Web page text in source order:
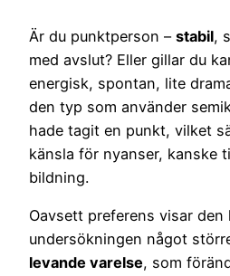
Är du punktperson – stabil,
med avslut? Eller gillar du
energisk, spontan, lite
den typ som använder
hade tagit en punkt, vilket
känsla för nyanser, kanske
bildning.
Oavsett preferens visar den
undersökningen något
levande varelse, som